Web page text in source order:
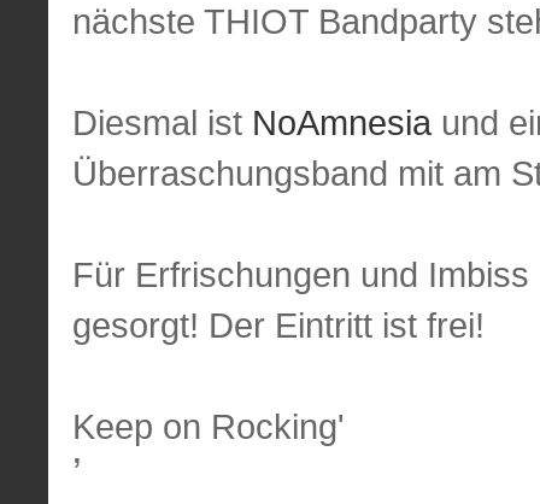
nächste THIOT Bandparty
Diesmal ist NoAmnesia und
Überraschungsband mit am
Für Erfrischungen und
gesorgt! Der Eintritt ist frei!
Keep on Rocking'
’